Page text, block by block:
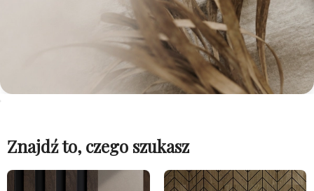
Znajdź to, czego szukasz